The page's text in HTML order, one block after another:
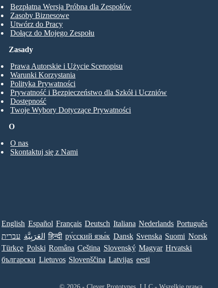
Bezpłatna Wersja Próbna dla Zespołów
Zasoby Biznesowe
Utwórz do Pracy
Dołącz do Mojego Zespołu
O
O nas
Skontaktuj się z Nami
Zasady
Prawa Autorskie i Użycie Scenopisu
Warunki Korzystania
Polityka Prywatności
Prywatność i Bezpieczeństwo dla Szkół i Uczniów
Dostępność
Twoje Wybory Dotyczące Prywatności
English Español Français Deutsch Italiana Nederlands Português
עברית العَرَبِيَّة हिन्दी ру́сский язы́к Dansk Svenska Suomi Norsk
Türkçe Polski Româna Ceština Slovenský Magyar Hrvatski
български Lietuvos Slovenščina Latvijas eesti